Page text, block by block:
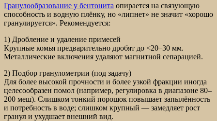
Гранулообразование у бентонита опирается на связующую
способность и водную плёнку, но «липнет» не значит «хорошо
гранулируется». Рекомендуется:
1) Дробление и удаление примесей
Крупные комья предварительно дробят до <20–30 мм.
Металлические включения удаляют магнитной сепарацией.
2) Подбор гранулометрии (под задачу)
Для более высокой прочности и более узкой фракции иногда
целесообразен помол (например, регулировка в диапазоне 80–
200 меш). Слишком тонкий порошок повышает запылённость
и потребность в воде; слишком крупный — замедляет рост
гранул и ухудшает внешний вид.